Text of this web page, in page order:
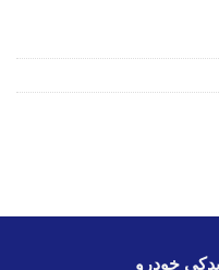
خودرو